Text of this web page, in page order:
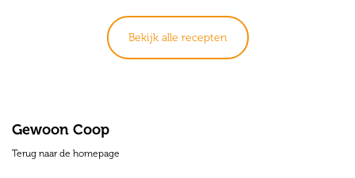
Bekijk alle recepten
Gewoon Coop
Terug naar de homepage